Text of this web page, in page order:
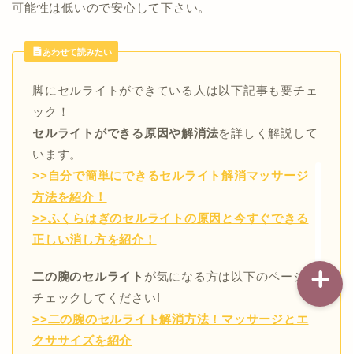
可能性は低いので安心して下さい。
あわせて読みたい
脚にセルライトができている人は以下記事も要チェ
ック！
セルライトができる原因や解消法を詳しく解説して
います。
>>自分で簡単にできるセルライト解消マッサージ
方法を紹介！
>>ふくらはぎのセルライトの原因と今すぐできる
正しい消し方を紹介！
二の腕のセルライト が気になる方は以下のページを
チェックしてください!
>>二の腕のセルライト解消方法！マッサージとエ
クササイズを紹介
記事一覧
ダイエット